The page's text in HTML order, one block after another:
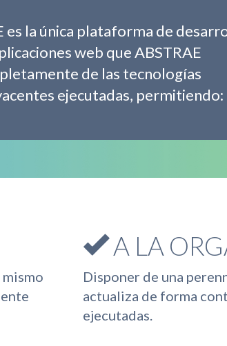
es la única plataforma de
web que ABSTRAE
de las tecnologías
ejecutadas, permitiendo:
A LA
Disponer de una
actualiza de forma
ejecutadas.